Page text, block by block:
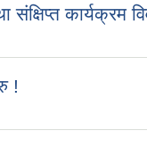
कार्यक्रम
!